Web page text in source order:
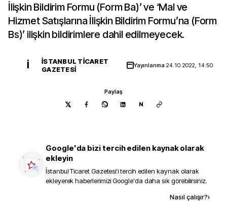
İlişkin Bildirim Formu (Form Ba)’ ve ‘Mal ve
Hizmet Satışlarına İlişkin Bildirim Formu’na (Form
Bs)’ ilişkin bildirimlere dahil edilmeyecek.
İ
İSTANBUL TICARET
GAZETESI
Yayınlanma 24.10.2022, 14:50
Paylaş
N
Google'da bizi tercih edilen kaynak olarak
ekleyin
İstanbul Ticaret Gazetesi'i tercih edilen kaynak olarak
ekleyerek haberlerimizi Google'da daha sık görebilirsiniz.
Nasıl çalışır?›